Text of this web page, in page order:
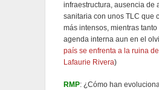
infraestructura, ausencia de
sanitaria con unos TLC que
más intensos, mientras
agenda interna aun en el
país se enfrenta a la ruina
Lafaurie Rivera)
RMP: ¿Cómo han